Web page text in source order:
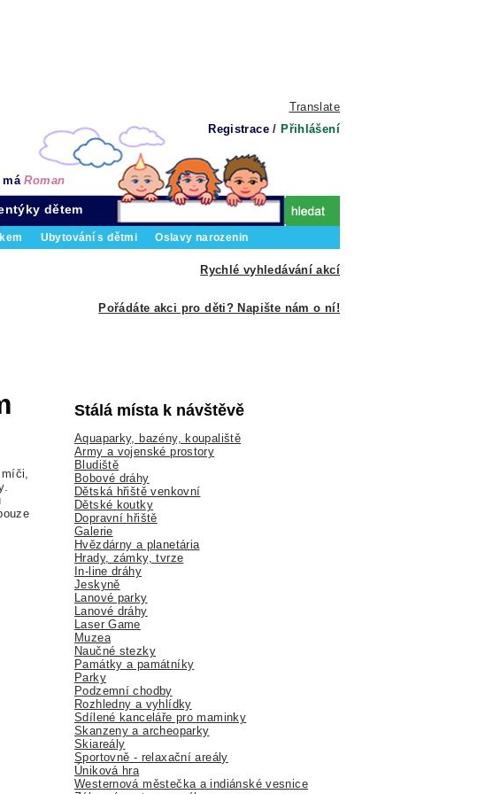
Translate
Registrace / Přihlášení
máRoman
Ubytování s dětmi Oslavy narozenin
dětem
Rychlé vyhledávání akcí
Pořádáte akci pro děti? Napište nám o ní!
Stálá místa k návštěvě
Aquaparky, bazény, koupaliště
Army a vojenské prostory
Bludiště
Bobové dráhy
Dětská hřiště venkovní
Dětské koutky
Dopravní hřiště
Galerie
Hvězdárny a planetária
Hrady, zámky, tvrze
In-line dráhy
Jeskyně
Lanové parky
Lanové dráhy
Laser Game
Muzea
Naučné stezky
Památky a památníky
Parky
Podzemní chodby
Rozhledny a vyhlídky
Sdílené kanceláře pro maminky
Skanzeny a archeoparky
Skiareály
Sportovně - relaxační areály
Úniková hra
Westernová městečka a indiánské vesnice